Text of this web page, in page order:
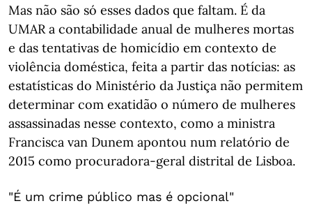
Mas não são só esses dados que faltam. É da
UMAR a contabilidade anual de mulheres mortas
e das tentativas de homicídio em contexto de
violência doméstica, feita a partir das notícias: as
estatísticas do Ministério da Justiça não permitem
determinar com exatidão o número de mulheres
assassinadas nesse contexto, como a ministra
Francisca van Dunem apontou num relatório de
2015 como procuradora-geral distrital de Lisboa.
"É um crime público mas é opcional"